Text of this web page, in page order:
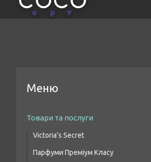
Товари та послуги
Victoria's Secret
Парфумовані набори
Парфуми Преміум Класу